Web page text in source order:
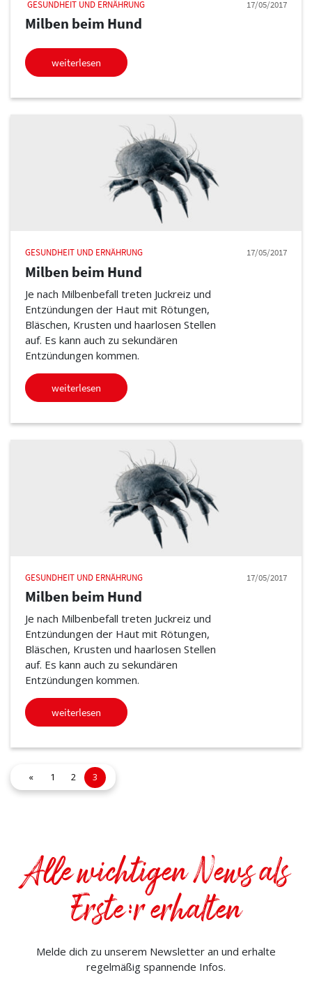
GESUNDHEIT UND ERNÄHRUNG 17/05/2017
Milben beim Hund
weiterlesen
GESUNDHEIT UND ERNÄHRUNG 17/05/2017
Milben beim Hund
Je nach Milbenbefall treten Juckreiz und
Entzündungen der Haut mit Rötungen,
Bläschen, Krusten und haarlosen Stellen
auf. Es kann auch zu sekundären
Entzündungen kommen.
weiterlesen
GESUNDHEIT UND ERNÄHRUNG 17/05/2017
Milben beim Hund
Je nach Milbenbefall treten Juckreiz und
Entzündungen der Haut mit Rötungen,
Bläschen, Krusten und haarlosen Stellen
auf. Es kann auch zu sekundären
Entzündungen kommen.
weiterlesen
« 1 2 3
Alle wichtigen News als
Erste:r erhalten
Melde dich zu unserem Newsletter an und erhalte
regelmäßig spannende Infos.